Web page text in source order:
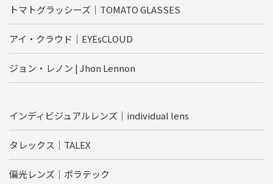
トマトグラッシーズ｜TOMATO GLASSES
アイ・クラウド｜EYEsCLOUD
ジョン・レノン | Jhon Lennon
インディビジュアルレンズ｜individual lens
タレックス｜TALEX
偏光レンズ｜ポラテック